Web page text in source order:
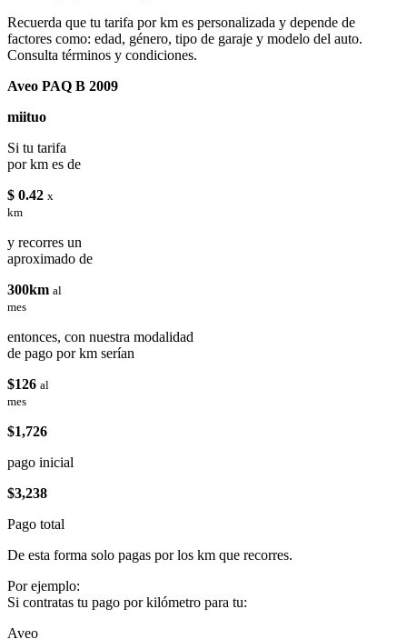
Recuerda que tu tarifa por km es personalizada y depende de
factores como: edad, género, tipo de garaje y modelo del auto.
Consulta términos y condiciones.
Aveo PAQ B 2009
miituo
Si tu tarifa
por km es de
$ 0.42 x
km
y recorres un
aproximado de
300km al
mes
entonces, con nuestra modalidad
de pago por km serían
$126 al
mes
$1,726
pago inicial
$3,238
Pago total
De esta forma solo pagas por los km que recorres.
Por ejemplo:
Si contratas tu pago por kilómetro para tu:
Aveo